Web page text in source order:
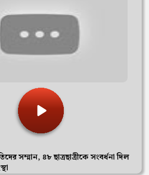
সম্মান, ৪৮ ছাত্রছাত্রীকে সংবর্ধনা দিল